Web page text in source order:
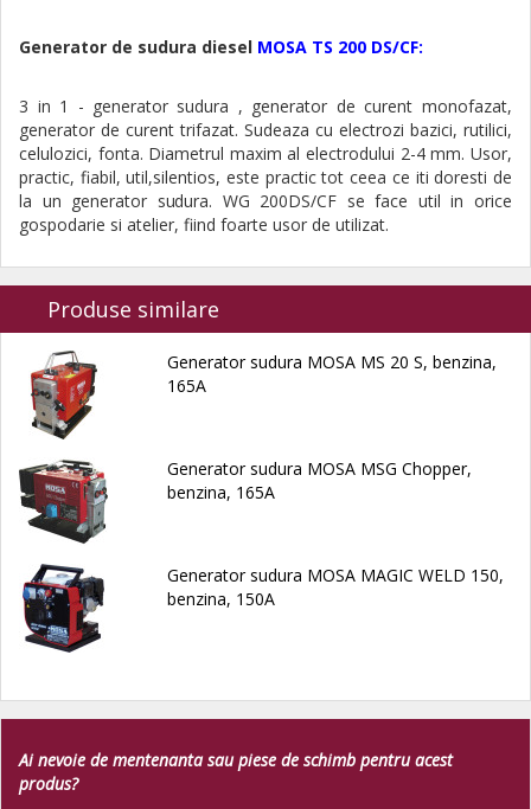
Generator de sudura diesel MOSA TS 200 DS/CF:
3 in 1 - generator sudura , generator de curent monofazat,
generator de curent trifazat. Sudeaza cu electrozi bazici, rutilici,
celulozici, fonta. Diametrul maxim al electrodului 2-4 mm. Usor,
practic, fiabil, util,silentios, este practic tot ceea ce iti doresti de
la un generator sudura. WG 200DS/CF se face util in orice
gospodarie si atelier, fiind foarte usor de utilizat.
Produse similare
Generator sudura MOSA MS 20 S, benzina,
165A
Generator sudura MOSA MSG Chopper,
benzina, 165A
Generator sudura MOSA MAGIC WELD 150,
benzina, 150A
Ai nevoie de mentenanta sau piese de schimb pentru acest
produs?